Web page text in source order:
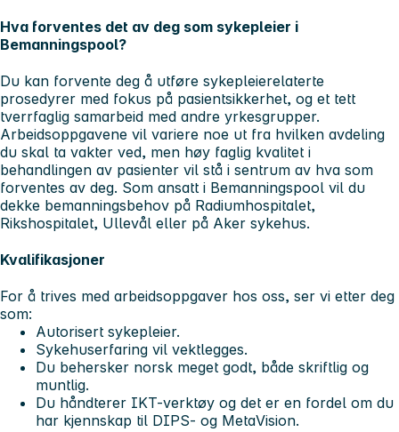
Hva forventes det av deg som sykepleier i
Bemanningspool?
Du kan forvente deg å utføre sykepleierelaterte
prosedyrer med fokus på pasientsikkerhet, og et tett
tverrfaglig samarbeid med andre yrkesgrupper.
Arbeidsoppgavene vil variere noe ut fra hvilken avdeling
du skal ta vakter ved, men høy faglig kvalitet i
behandlingen av pasienter vil stå i sentrum av hva som
forventes av deg. Som ansatt i Bemanningspool vil du
dekke bemanningsbehov på Radiumhospitalet,
Rikshospitalet, Ullevål eller på Aker sykehus.
Kvalifikasjoner
For å trives med arbeidsoppgaver hos oss, ser vi etter deg
som:
Autorisert sykepleier.
Sykehuserfaring vil vektlegges.
Du behersker norsk meget godt, både skriftlig og
muntlig.
Du håndterer IKT-verktøy og det er en fordel om du
har kjennskap til DIPS- og MetaVision.